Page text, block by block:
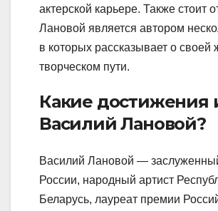
актерской карьере. Также стоит
Лановой является автором
в которых рассказывает о своей
творческом пути.
Какие достижения
Василий Лановой?
Василий Лановой —
России, народный артист
Беларусь, лауреат премии